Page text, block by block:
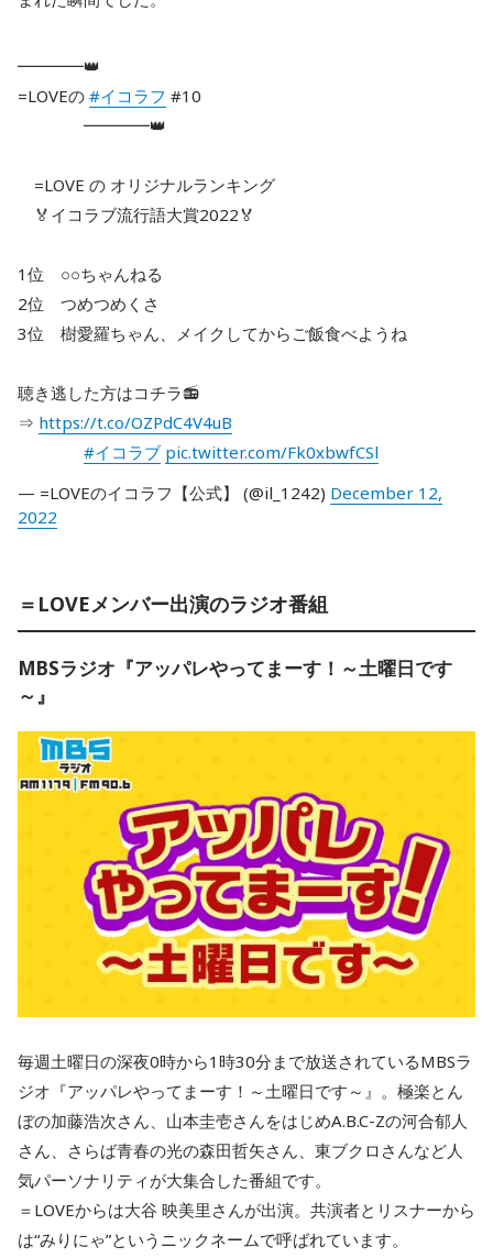
━━━━👑
=LOVEの #イコラフ #10
━━━━👑
=LOVE の オリジナルランキング
🏅イコラブ流行語大賞2022🏅
1位 ○○ちゃんねる
2位 つめつめくさ
3位 樹愛羅ちゃん、メイクしてからご飯食べようね
聴き逃した方はコチラ📻
⇒ https://t.co/OZPdC4V4uB
#イコラブ pic.twitter.com/Fk0xbwfCSl
— =LOVEのイコラフ【公式】 (@il_1242) December 12,
2022
＝LOVEメンバー出演のラジオ番組
MBSラジオ『アッパレやってまーす！～土曜日です
～』
毎週土曜日の深夜0時から1時30分まで放送されているMBSラ
ジオ『アッパレやってまーす！～土曜日です～』。極楽とん
ぼの加藤浩次さん、山本圭壱さんをはじめA.B.C-Zの河合郁人
さん、さらば青春の光の‎森田哲矢さん、東ブクロさんなど人
気パーソナリティが大集合した番組です。
＝LOVEからは大谷 映美里さんが出演。共演者とリスナーから
は“みりにゃ”というニックネームで呼ばれています。